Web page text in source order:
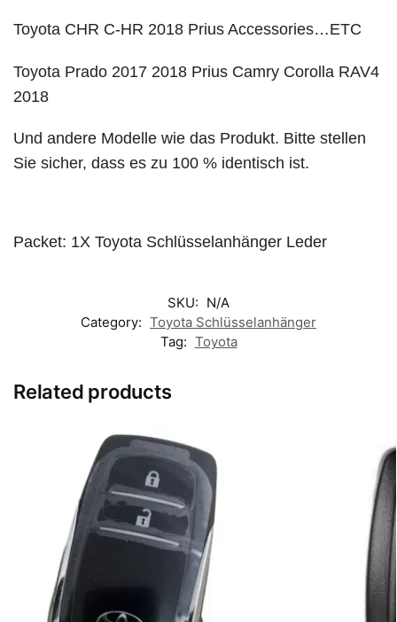
Toyota CHR C-HR 2018 Prius Accessories…ETC
Toyota Prado 2017 2018 Prius Camry Corolla RAV4
2018
Und andere Modelle wie das Produkt. Bitte stellen
Sie sicher, dass es zu 100 % identisch ist.
Packet: 1X Toyota Schlüsselanhänger Leder
SKU: N/A
Category: Toyota Schlüsselanhänger
Tag: Toyota
Related products